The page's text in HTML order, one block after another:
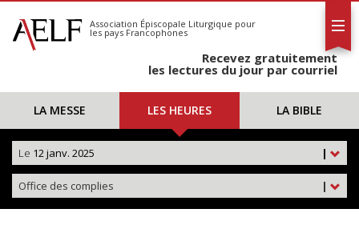
S'abonner
Calendrier
Association Épiscopale Liturgique pour
les pays Francophones
Recevez gratuitement
les lectures du jour par courriel
LA MESSE LES HEURES LA BIBLE
|
Le 12 janv. 2025
|
Office des complies